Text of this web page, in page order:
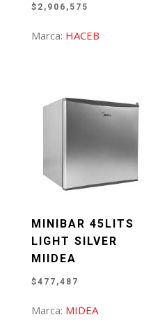
$ 2,906,575
Marca: HACEB
MINIBAR 45LITS
LIGHT SILVER
MIIDEA
$477,487
Marca: MIDEA